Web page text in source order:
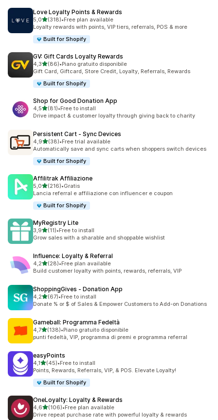
Love Loyalty Points & Rewards
5,0stelle su 5
(318)
318 recensioni totali
•Free plan available
Loyalty rewards with points, VIP tiers, referrals, POS & more
Built for Shopify
GV: Gift Cards Loyalty Rewards
4,3stelle su 5
(86)
86 recensioni totali
•Piano gratuito disponibile
Gift Card, Giftcard, Store Credit, Loyalty, Referrals, Rewards
Built for Shopify
Shop for Good Donation App
4,5stelle su 5
(81)
81 recensioni totali
•Free to install
Drive impact & customer loyalty through giving back to charity
Persistent Cart ‑ Sync Devices
4,9stelle su 5
(38)
38 recensioni totali
•Free trial available
Automatically save and sync carts when shoppers switch devices
Built for Shopify
Affilitrak Affiliazione
5,0stelle su 5
(216)
216 recensioni totali
•Gratis
Lancia referral e affiliazione con influencer e coupon
Built for Shopify
MyRegistry Lite
3,9stelle su 5
(11)
11 recensioni totali
•Free to install
Grow sales with a sharable and shoppable wishlist
Influence: Loyalty & Referral
4,2stelle su 5
(28)
28 recensioni totali
•Free plan available
Build customer loyalty with points, rewards, referrals, VIP
ShoppingGives ‑ Donation App
4,2stelle su 5
(67)
67 recensioni totali
•Free to install
Donate % or $ of Sales & Empower Customers to Add-on Donations
Gameball: Programma Fedeltà
4,7stelle su 5
(138)
138 recensioni totali
•Piano gratuito disponibile
punti fedeltà, VIP, programma di premi e programma referral
easyPoints
4,1stelle su 5
(45)
45 recensioni totali
•Free to install
Points, Rewards, Referrals, VIP, & POS. Elevate Loyalty!
Built for Shopify
OneLoyalty: Loyalty & Rewards
4,6stelle su 5
(106)
106 recensioni totali
•Free plan available
Drive repeat purchase rate with powerful loyalty & rewards